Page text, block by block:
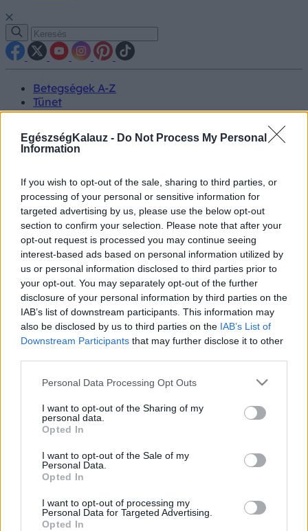
EgészségKalauz - Do Not Process My Personal
Information
If you wish to opt-out of the sale, sharing to third parties, or
processing of your personal or sensitive information for
targeted advertising by us, please use the below opt-out
section to confirm your selection. Please note that after your
opt-out request is processed you may continue seeing
interest-based ads based on personal information utilized by
us or personal information disclosed to third parties prior to
your opt-out. You may separately opt-out of the further
disclosure of your personal information by third parties on the
IAB’s list of downstream participants. This information may
also be disclosed by us to third parties on the IAB’s List of
Downstream Participants that may further disclose it to other
Please note that this website/app uses one or more Google
not limited to your visit or usage behaviour. You may click to
grant or deny consent to Google and its third-party tags to
use your data for below specified purposes in below Google
consent section.
Personal Data Processing Opt Outs
I want to opt-out of the Sharing of my
personal data.
Opted In
I want to opt-out of the Sale of my
Personal Data.
Opted In
I want to opt-out of processing my
Personal Data for Targeted Advertising.
Opted In
Betegségek A-Z
Tünet
Vizsgálat
Életmódváltás
Kutatás
Hírek
Videók
Kisállatok egészsége
#allergia #influenza#cukorbetegség
#orvosmeteorológia#vérnyomás#stroke#rákbetegség
#pajzsmirigy#reflux#ekcéma#herpesz
Regisztráció
Orvostudomány